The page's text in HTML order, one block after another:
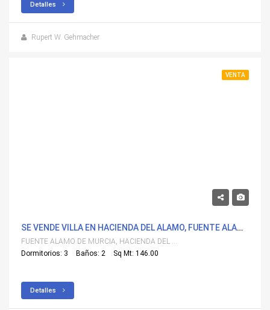
Detalles
Rupert W. Gehmacher
VENTA
SE VENDE VILLA EN HACIENDA DEL ALAMO, FUENTE ALAMO DE MURCIA CON PISCINA
FUENTE ALAMO DE MURCIA, HACIENDA DEL ALAMO
Dormitorios: 3
Baños: 2 Sq Mt: 146.00
Detalles